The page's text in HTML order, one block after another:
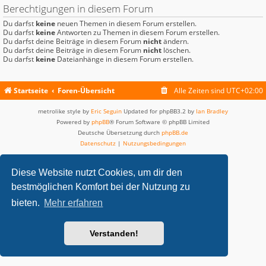
Diese Website nutzt Cookies, um dir den
bestmöglichen Komfort bei der Nutzung zu
bieten. Mehr erfahren
Verstanden!
Berechtigungen in diesem Forum
Du darfst keine neuen Themen in diesem Forum erstellen.
Du darfst keineAntworten zu Themen in diesem Forum erstellen.
Du darfst deine Beiträge in diesem Forum nichtändern.
Du darfst deine Beiträge in diesem Forum nicht löschen.
Du darfst keine Dateianhänge in diesem Forum erstellen.
Startseite Foren-Übersicht Alle Zeiten sind UTC+02:00
metrolike style by Eric Seguin Updated for phpBB3.2 by Ian Bradley
Powered by phpBB® Forum Software © phpBB Limited
Deutsche Übersetzung durch phpBB.de
Datenschutz | Nutzungsbedingungen